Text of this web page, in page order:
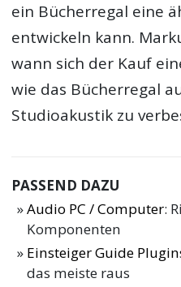
ein Bücherregal eine
entwickeln kann.
wann sich der Kauf
wie das Bücherregal
Studioakustik zu
PASSEND DAZU
Audio PC / Computer:
Komponenten
Einsteiger Guide
das meiste raus